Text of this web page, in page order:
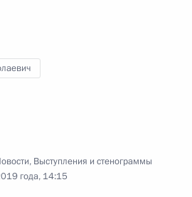
, Выступления и стенограммы
года, 14:15